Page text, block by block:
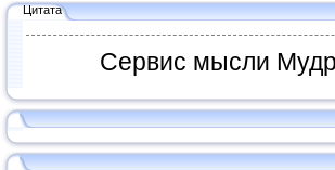
Цитата
Сервис мысли